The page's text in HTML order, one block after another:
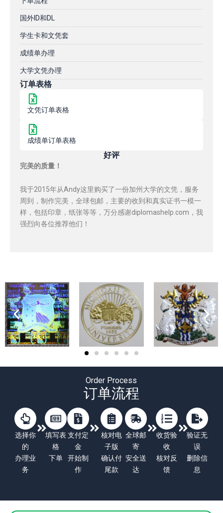
国外ID和DL
学生卡和文凭套
成绩单办理
大学文凭办理
订单表格
文凭订单表格
成绩单订单表格
好评
完美的质量！
我于2015年从Andy这里购买了一份加州大学的文凭，服务
周到，制作完美，全球包邮，主要的收到和真实证书一模一
样，包括印章，纸张等等，万分感谢diplomashelp.com，我
强烈向各位推荐他们！
Order Process
订单流程
选择你
的
办理业
务
填写表
格
下单
支付定
金
开始制
作
核对电
子版
确认付
尾款
全球邮
寄
安全送
达
收货验
收
核对反
馈
验证无
误
删除信
息